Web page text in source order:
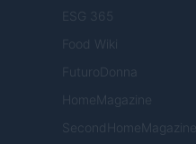
ESG 365
Food Wiki
FuturoDonna
HomeMagazine
SecondHomeMagazine